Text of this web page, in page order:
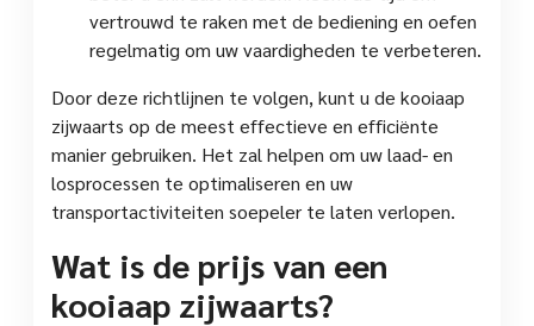
vertrouwd te raken met de bediening en oefen
regelmatig om uw vaardigheden te verbeteren.
Door deze richtlijnen te volgen, kunt u de kooiaap
zijwaarts op de meest effectieve en efficiënte
manier gebruiken. Het zal helpen om uw laad- en
losprocessen te optimaliseren en uw
transportactiviteiten soepeler te laten verlopen.
Wat is de prijs van een
kooiaap zijwaarts?